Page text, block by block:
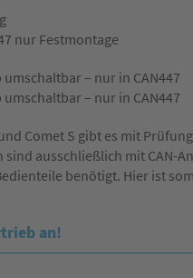
nur Festmontage
– nur in CAN447
– nur in CAN447
Comet S gibt es mit
sind ausschließlich mit CAN-
benötigt. Hier ist
an!